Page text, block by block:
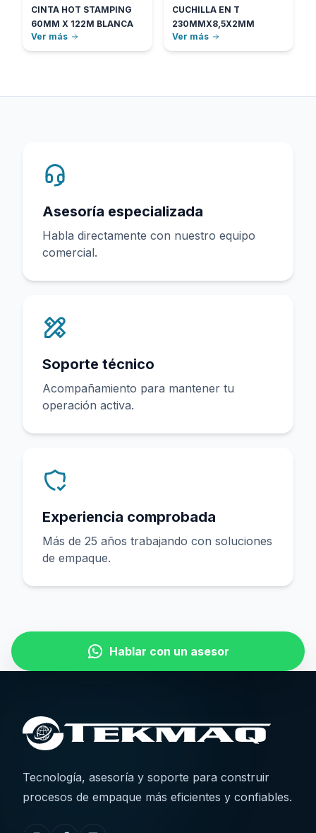
CINTA HOT STAMPING
60MM X 122M BLANCA
Ver más
CUCHILLA EN T
230MMX8,5X2MM
Ver más
Asesoría especializada
Habla directamente con nuestro equipo
comercial.
Soporte técnico
Acompañamiento para mantener tu
operación activa.
Experiencia comprobada
Más de 25 años trabajando con soluciones
de empaque.
Hablar con un asesor
Tecnología, asesoría y soporte para construir
procesos de empaque más eficientes y confiables.